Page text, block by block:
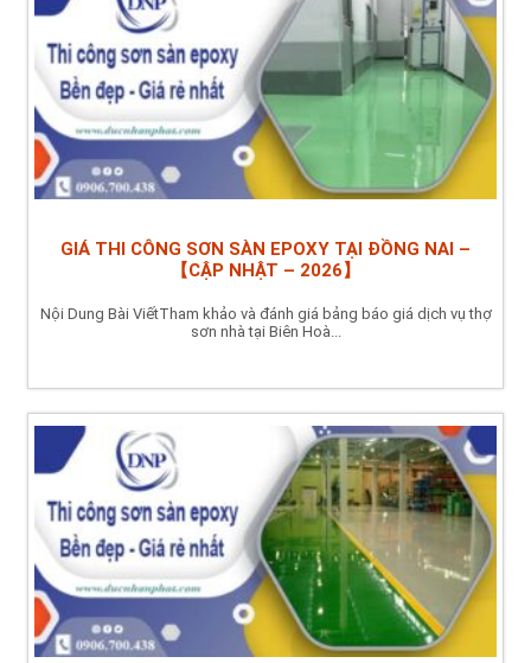
GIÁ THI CÔNG SƠN SÀN EPOXY TẠI ĐỒNG NAI –
【CẬP NHẬT – 2026】
Nội Dung Bài ViếtTham khảo và đánh giá bảng báo giá dịch vụ thợ
sơn nhà tại Biên Hoà...